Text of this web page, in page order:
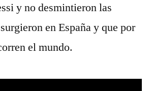
y no desmintieron las
en España y que por
el mundo.